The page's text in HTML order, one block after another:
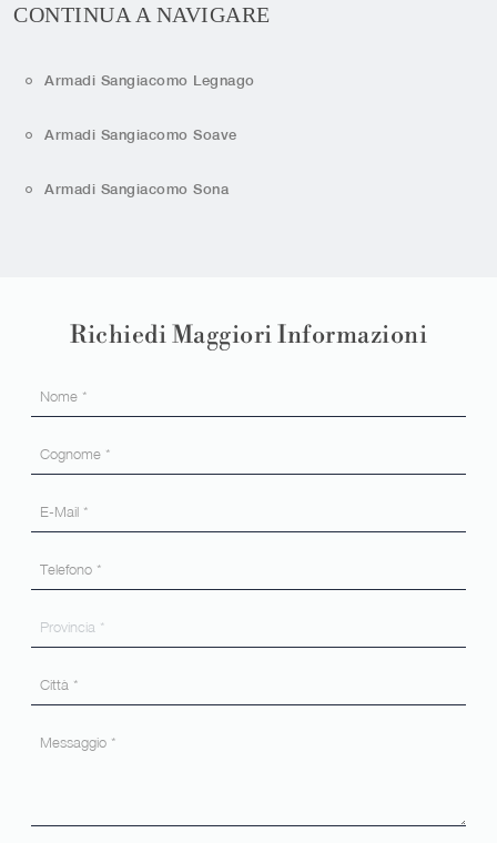
CONTINUA A NAVIGARE
Armadi Sangiacomo Legnago
Armadi Sangiacomo Soave
Armadi Sangiacomo Sona
Richiedi Maggiori Informazioni